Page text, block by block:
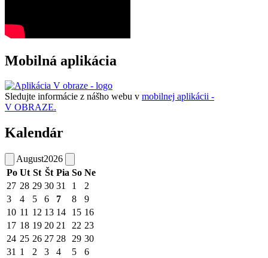
Mobilná aplikácia
Sledujte informácie z nášho webu v mobilnej aplikácii -
V OBRAZE.
Kalendár
August2026
Po Ut St Št Pia So Ne
27 28 29 30 31 1
2
3
4 5 6 7 8
9
10 11 12 13 14 15 16
17 18 19 20 21 22 23
24 25 26 27 28 29 30
31 1 2 3 4 5 6